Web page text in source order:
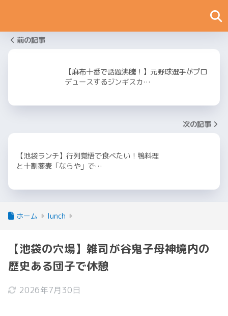
前の記事
【麻布十番で話題沸騰！】元野球選手がプロ
デュースするジンギスカ…
次の記事
【池袋ランチ】行列覚悟で食べたい！鴨料理
と十割蕎麦「ならや」で…
ホーム lunch
【池袋の穴場】雑司が谷鬼子母神境内の
歴史ある団子で休憩
2026年7月30日